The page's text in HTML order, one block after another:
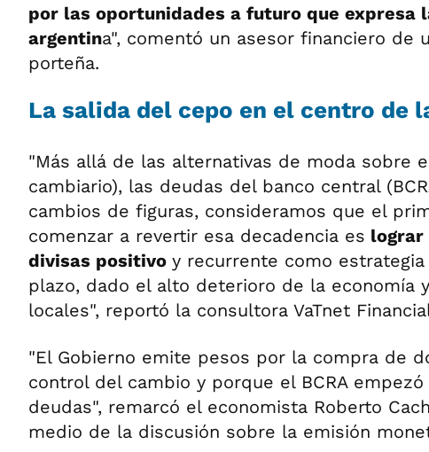
por las oportunidades a futuro que expresa
argentina", comentó un asesor financiero de
porteña.
La salida del cepo en el centro de
"Más allá de las alternativas de moda sobre
cambiario), las deudas del banco central
cambios de figuras, consideramos que el
comenzar a revertir esa decadencia es lograr
divisas positivo y recurrente como
plazo, dado el alto deterioro de la economía
locales", reportó la consultora VaTnet
"El Gobierno emite pesos por la compra de
control del cambio y porque el BCRA
deudas", remarcó el economista Roberto
medio de la discusión sobre la emisión